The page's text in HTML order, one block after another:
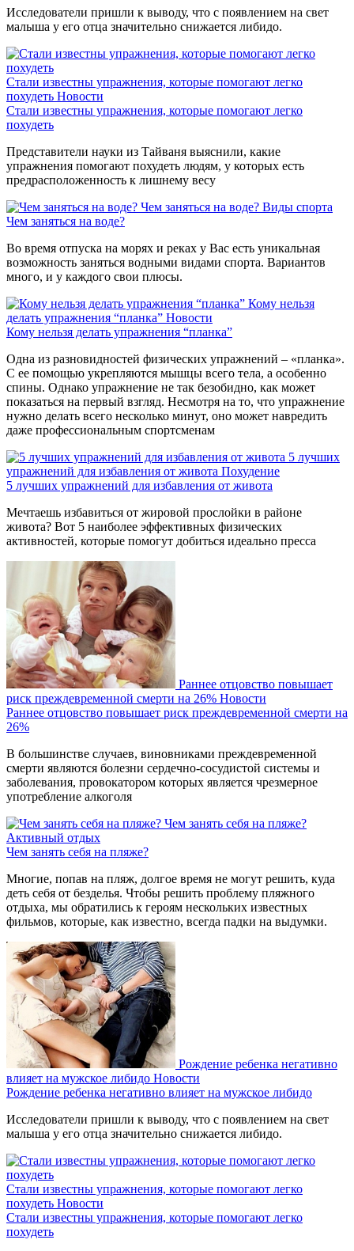
Исследователи пришли к выводу, что с появлением на свет
малыша у его отца значительно снижается либидо.
Стали известны упражнения, которые помогают легко
похудеть Новости
Стали известны упражнения, которые помогают легко
похудеть
Представители науки из Тайваня выяснили, какие
упражнения помогают похудеть людям, у которых есть
предрасположенность к лишнему весу
Чем заняться на воде? Виды спорта
Чем заняться на воде?
Во время отпуска на морях и реках у Вас есть уникальная
возможность заняться водными видами спорта. Вариантов
много, и у каждого свои плюсы.
Кому нельзя
делать упражнения “планка” Новости
Кому нельзя делать упражнения “планка”
Одна из разновидностей физических упражнений – «планка».
С ее помощью укрепляются мышцы всего тела, а особенно
спины. Однако упражнение не так безобидно, как может
показаться на первый взгляд. Несмотря на то, что упражнение
нужно делать всего несколько минут, оно может навредить
даже профессиональным спортсменам
5 лучших
упражнений для избавления от живота Похудение
5 лучших упражнений для избавления от живота
Мечтаешь избавиться от жировой прослойки в районе
живота? Вот 5 наиболее эффективных физических
активностей, которые помогут добиться идеально пресса
Раннее отцовство повышает
риск преждевременной смерти на 26% Новости
Раннее отцовство повышает риск преждевременной смерти на
26%
В большинстве случаев, виновниками преждевременной
смерти являются болезни сердечно-сосудистой системы и
заболевания, провокатором которых является чрезмерное
употребление алкоголя
Чем занять себя на пляже?
Активный отдых
Чем занять себя на пляже?
Многие, попав на пляж, долгое время не могут решить, куда
деть себя от безделья. Чтобы решить проблему пляжного
отдыха, мы обратились к героям нескольких известных
фильмов, которые, как известно, всегда падки на выдумки.
Рождение ребенка негативно
влияет на мужское либидо Новости
Рождение ребенка негативно влияет на мужское либидо
Исследователи пришли к выводу, что с появлением на свет
малыша у его отца значительно снижается либидо.
Стали известны упражнения, которые помогают легко
похудеть Новости
Стали известны упражнения, которые помогают легко
похудеть